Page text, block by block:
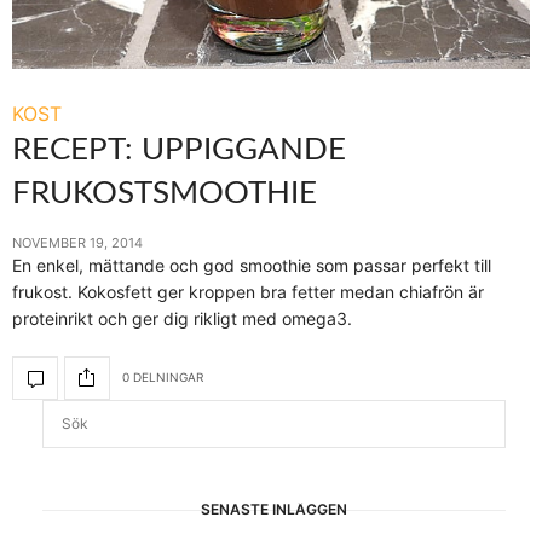
KOST
RECEPT: UPPIGGANDE
FRUKOSTSMOOTHIE
NOVEMBER 19, 2014
En enkel, mättande och god smoothie som passar perfekt till
frukost. Kokosfett ger kroppen bra fetter medan chiafrön är
proteinrikt och ger dig rikligt med omega3.
0 DELNINGAR
SENASTE INLÄGGEN